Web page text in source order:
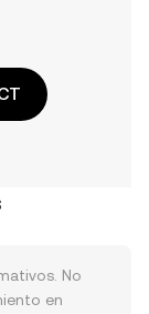
No
en